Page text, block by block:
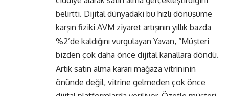
belirtti. Dijital dünyadaki bu hızlı dönüşüme
karşın fiziki AVM ziyaret artışının yıllık bazda
%2’de kaldığını vurgulayan Yavan, “Müşteri
bizden çok daha önce dijital kanallara döndü.
Artık satın alma kararı mağaza vitrininin
önünde değil, vitrine gelmeden çok önce